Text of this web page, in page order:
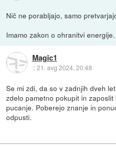
Nič ne porabljajo, samo
Imamo zakon o ohranitvi energije.
Magic1
::21. avg 2024, 20:48
Se mi zdi, da so v zadnjih dveh
zdelo pametno pokupit in
pucanje. Poberejo znanje in
odpusti.